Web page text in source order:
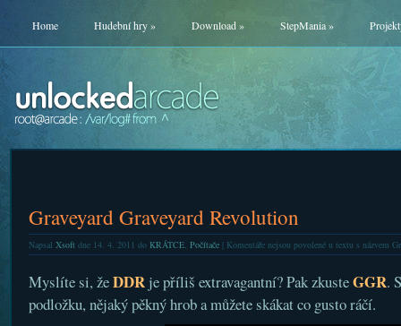
Home Hudební hry» Download» StepMania»
Graveyard Graveyard Revolution
Napsal Xsoftdne 14. 4. 2011 do KRÁTCE, Počítače| Komentáře nejsou povolenéu textu s názvem
Myslíte si, žeDDRje příliš extravagantní? Pak zkusteGGR.
podložku, nějaký pěkný hrob a můžete skákat co gusto ráčí.